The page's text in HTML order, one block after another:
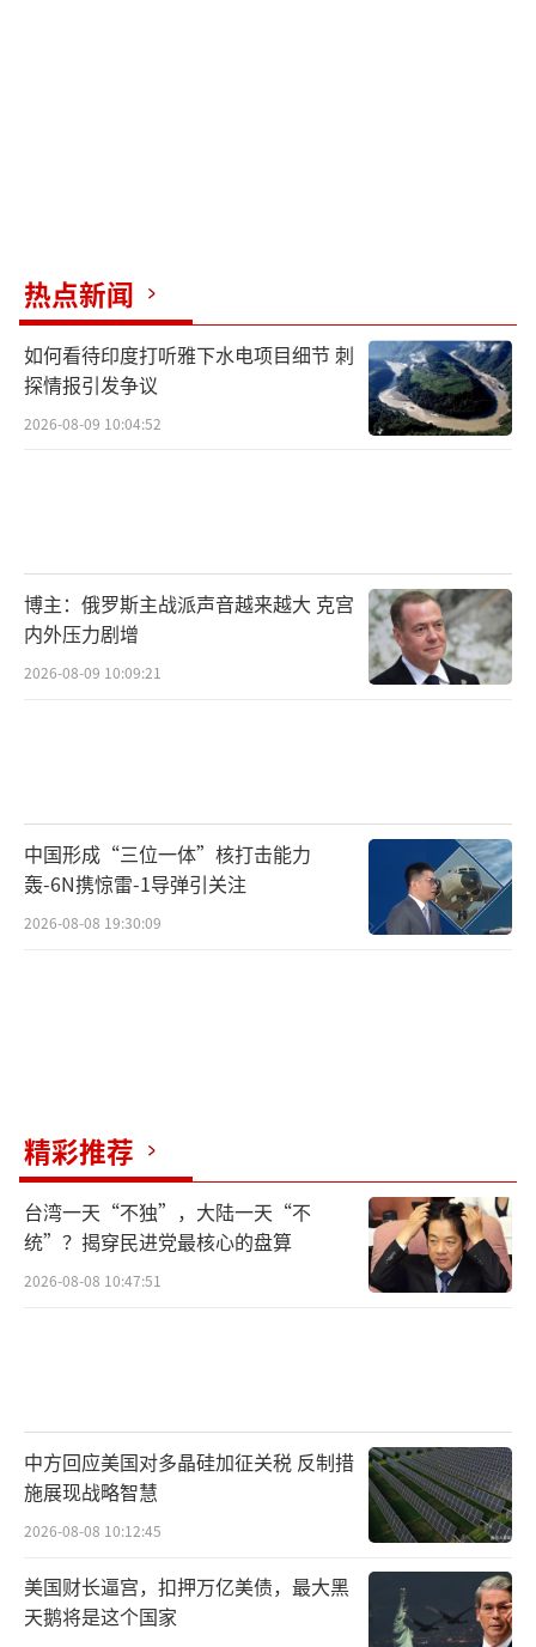
热点新闻
如何看待印度打听雅下水电项目细节 刺
探情报引发争议
2026-08-09 10:04:52
博主：俄罗斯主战派声音越来越大 克宫
内外压力剧增
2026-08-09 10:09:21
中国形成“三位一体”核打击能力
轰-6N携惊雷-1导弹引关注
2026-08-08 19:30:09
精彩推荐
台湾一天“不独”，大陆一天“不
统”？揭穿民进党最核心的盘算
2026-08-08 10:47:51
中方回应美国对多晶硅加征关税 反制措
施展现战略智慧
2026-08-08 10:12:45
美国财长逼宫，扣押万亿美债，最大黑
天鹅将是这个国家